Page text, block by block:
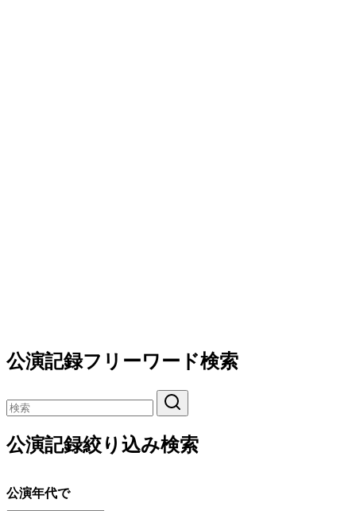
公演記録フリーワード検索
公演記録絞り込み検索
公演年代で